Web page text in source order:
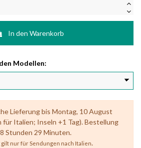
In den Warenkorb
Modellen:
Lieferung bis Montag, 10 August
Italien; Inseln +1 Tag). Bestellung
Stunden 29 Minuten.
gilt nur für Sendungen nach Italien.